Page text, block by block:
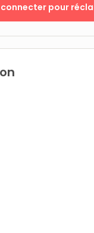
connecter pour